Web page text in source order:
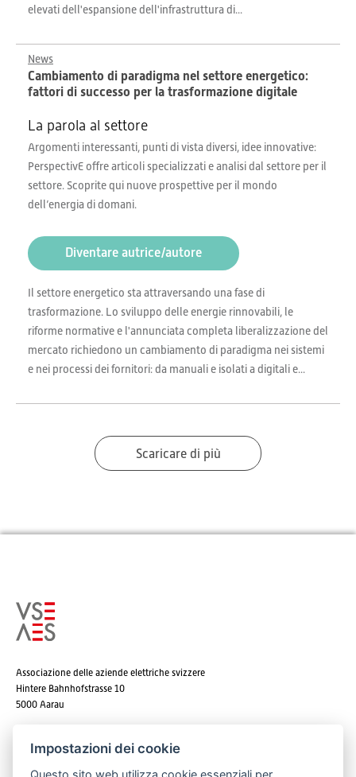
elevati dell'espansione dell'infrastruttura di...
News
Cambiamento di paradigma nel settore energetico:
fattori di successo per la trasformazione digitale
La parola al settore
Argomenti interessanti, punti di vista diversi, idee innovative:
PerspectivE offre articoli specializzati e analisi dal settore per il
settore. Scoprite qui nuove prospettive per il mondo
dell’energia di domani.
Diventare autrice/autore
Il settore energetico sta attraversando una fase di
trasformazione. Lo sviluppo delle energie rinnovabili, le
riforme normative e l'annunciata completa liberalizzazione del
mercato richiedono un cambiamento di paradigma nei sistemi
e nei processi dei fornitori: da manuali e isolati a digitali e...
Scaricare di più
Associazione delle aziende elettriche svizzere
Hintere Bahnhofstrasse 10
5000 Aarau
E-mail: info@strom.ch
Impostazioni dei cookie
Questo sito web utilizza cookie essenziali per